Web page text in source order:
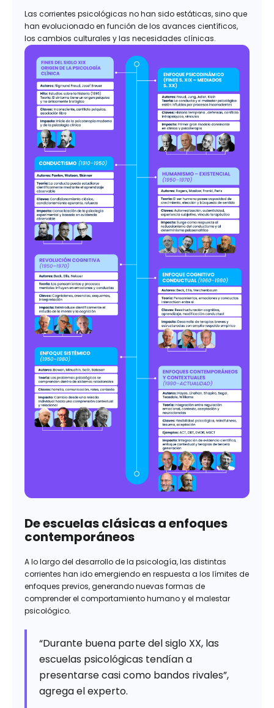
Las corrientes psicológicas no han sido estáticas, sino que
han evolucionado en función de los avances científicos,
los cambios culturales y las necesidades clínicas.
De escuelas clásicas a enfoques
contemporáneos
A lo largo del desarrollo de la psicología, las distintas
corrientes han ido emergiendo en respuesta a los límites de
enfoques previos, generando nuevas formas de
comprender el comportamiento humano y el malestar
psicológico.
“Durante buena parte del siglo XX, las
escuelas psicológicas tendían a
presentarse casi como bandos rivales”,
agrega el experto.